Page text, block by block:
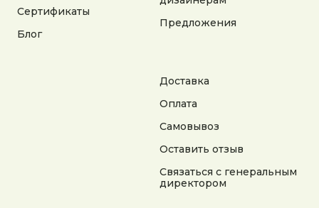
Сертификаты
Блог
Предложения
Доставка
Оплата
Самовывоз
Оставить отзыв
Связаться с генеральным
директором
Разработка сайта